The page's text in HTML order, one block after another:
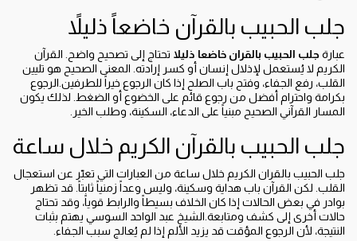
جلب الحبيب بالقرآن خاضعاً ذليلاً
عبارة جلب الحبيب بالقران خاضعا ذليلا تحتاج إلى تصحيح واضح. القرآن
الكريم لا يُستعمل لإذلال إنسان أو كسر إرادته. المعنى الصحيح هو تليين
القلب، رفع الجفاء، وفتح باب الصلح إذا كان الرجوع خيراً للطرفين.الرجوع
بكرامة واحترام أفضل من رجوع قائم على الخضوع أو الضغط. لذلك يكون
المسار القرآني الصحيح مبنياً على الدعاء، السكينة، وطلب الخير.
جلب الحبيب بالقرآن الكريم خلال ساعة
جلب الحبيب بالقران الكريم خلال ساعة من العبارات التي تعبّر عن استعجال
القلب. لكن القرآن باب هداية وسكينة، وليس وعداً زمنياً ثابتاً. قد تظهر
بوادر في بعض الحالات إذا كان الخلاف بسيطاً والرابط قوياً، وقد تحتاج
حالات أخرى إلى كشف ومتابعة.الشيخ عبد الواحد السوسي يهتم بثبات
النتيجة، لأن الرجوع المؤقت قد يزيد الألم إذا لم يُعالج سبب الجفاء.